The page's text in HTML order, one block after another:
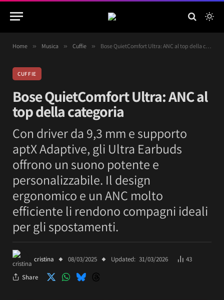
Home » Musica » Cuffie » Bose QuietComfort Ultra: ANC al top della categoria
CUFFIE
Bose QuietComfort Ultra: ANC al
top della categoria
Con driver da 9,3 mm e supporto
aptX Adaptive, gli Ultra Earbuds
offrono un suono potente e
personalizzabile. Il design
ergonomico e un ANC molto
efficiente li rendono compagni ideali
per gli spostamenti.
cristina 08/03/2025 Updated: 31/03/2026 43
Share